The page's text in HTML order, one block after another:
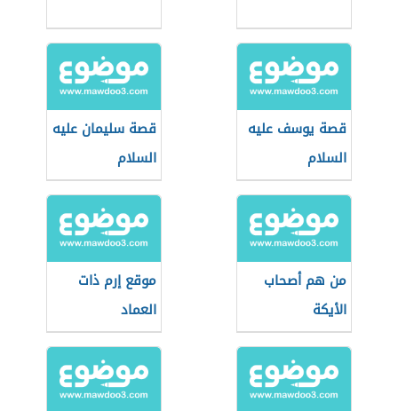
قصة يوسف عليه
السلام
قصة سليمان عليه
السلام
من هم أصحاب
الأيكة
موقع إرم ذات
العماد